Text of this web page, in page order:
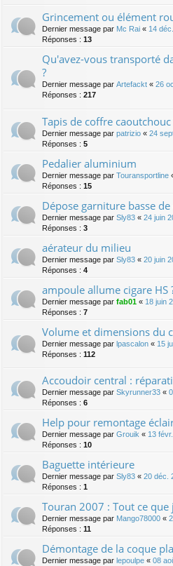
Grincement ou élément
Dernier message par Mc Rai « 14
Réponses : 13
Qu'avez-vous transporté
?
Dernier message par Artefackt « 26
Réponses : 217
Tapis de coffre
Dernier message par patrizio « 24
Réponses : 5
Pedalier aluminium
Dernier message par Touransportline
Réponses : 15
Dépose garniture basse
Dernier message par Sly83 « 24 juin
Réponses : 3
aérateur du milieu
Dernier message par Sly83 « 20 juin
Réponses : 4
ampoule allume cigare HS
Dernier message par fab01 « 18 juin
Réponses : 7
Volume et dimensions du
Dernier message par lpascalon « 15
Réponses : 112
Accoudoir central :
Dernier message par Skyrunner33 «
Réponses : 6
Help pour remontage
Dernier message par Grouik « 13
Réponses : 10
Baguette intérieure
Dernier message par Sly83 « 20 déc.
Réponses : 1
Touran 2007 : Tout ce
Dernier message par Mango78000 «
Réponses : 11
Démontage de la coque
Dernier message par lepoulpe « 08